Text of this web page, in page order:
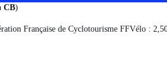
CB)
Française de Cyclotourisme FFVélo :